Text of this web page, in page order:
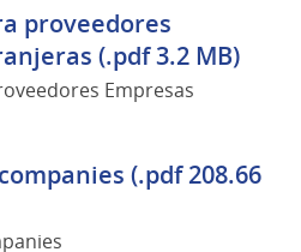
proveedores
(.pdf 3.2 MB)
Empresas
(.pdf 208.66